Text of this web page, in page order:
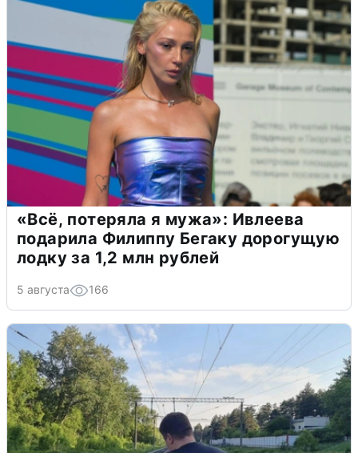
«Всё, потеряла я мужа»: Ивлеева
подарила Филиппу Бегаку дорогущую
лодку за 1,2 млн рублей
5 августа 166